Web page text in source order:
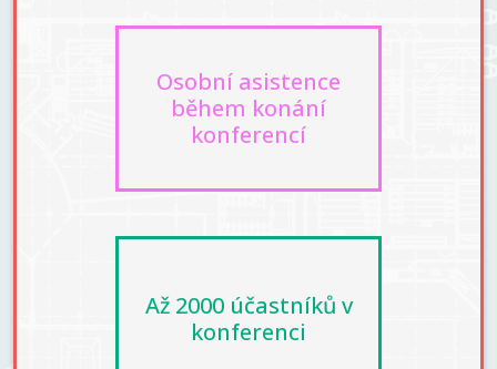
Osobní asistence
během konání
konferencí
Až 2000 účastníků v
konferenci